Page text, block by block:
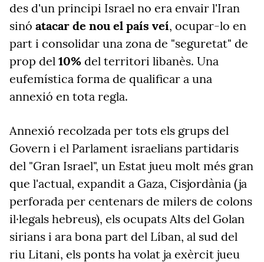
des d'un principi Israel no era envair l'Iran
sinó atacar de nou el país veí, ocupar-lo en
part i consolidar una zona de "seguretat" de
prop del 10% del territori libanès. Una
eufemística forma de qualificar a una
annexió en tota regla.
Annexió recolzada per tots els grups del
Govern i el Parlament israelians partidaris
del "Gran Israel", un Estat jueu molt més gran
que l'actual, expandit a Gaza, Cisjordània (ja
perforada per centenars de milers de colons
il·legals hebreus), els ocupats Alts del Golan
sirians i ara bona part del Líban, al sud del
riu Litani, els ponts ha volat ja exèrcit jueu